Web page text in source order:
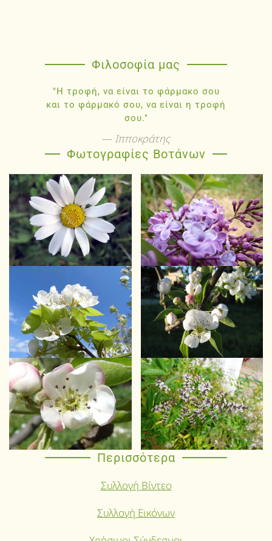
Φιλοσοφία μας
"Η τροφή, να είναι το φάρμακο σου
και το φάρμακό σου, να είναι η τροφή
σου."
Ιπποκράτης
Φωτογραφίες Βοτάνων
Περισσότερα
Συλλογή Βίντεο
Συλλογή Εικόνων